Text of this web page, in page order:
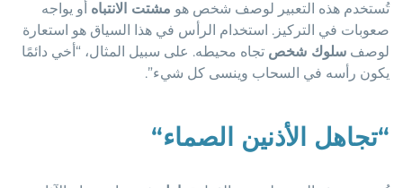
تُستخدم هذه التعبير لوصف شخص هو مشتت الانتباهأو يواجه
صعوبات في التركيز. استخدام الرأس في هذا السياق هو استعارة
لوصف سلوك شخص تجاه محيطه. على سبيل المثال، “أخي دائمًا
يكون رأسه في السحاب وينسى كل شيء”.
“تجاهل الأذنين الصماء“